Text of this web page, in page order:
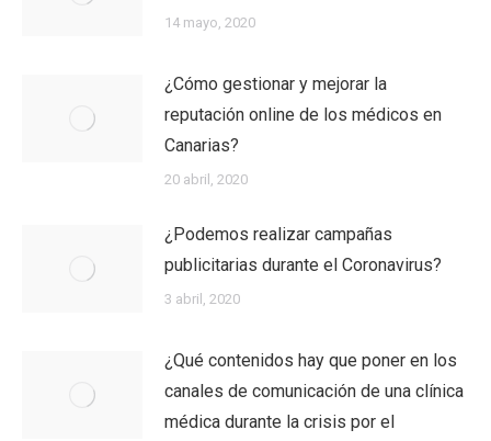
14 mayo, 2020
¿Cómo gestionar y mejorar la
reputación online de los médicos en
Canarias?
20 abril, 2020
¿Podemos realizar campañas
publicitarias durante el Coronavirus?
3 abril, 2020
¿Qué contenidos hay que poner en los
canales de comunicación de una clínica
médica durante la crisis por el